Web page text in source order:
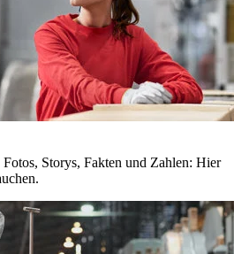
Storys, Fakten und Zahlen: Hier